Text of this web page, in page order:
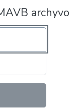
archyvo